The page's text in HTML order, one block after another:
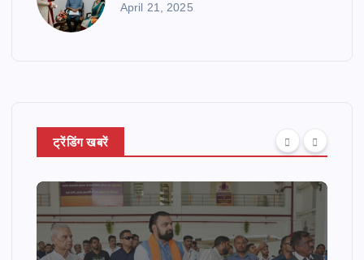
April 21, 2025
ट्रेंडिंग खबरें